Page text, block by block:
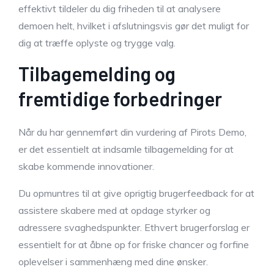
effektivt tildeler du dig friheden til at analysere
demoen helt, hvilket i afslutningsvis gør det muligt for
dig at træffe oplyste og trygge valg.
Tilbagemelding og
fremtidige forbedringer
Når du har gennemført din vurdering af Pirots Demo,
er det essentielt at indsamle tilbagemelding for at
skabe kommende innovationer.
Du opmuntres til at give oprigtig brugerfeedback for at
assistere skabere med at opdage styrker og
adressere svaghedspunkter. Ethvert brugerforslag er
essentielt for at åbne op for friske chancer og forfine
oplevelser i sammenhæng med dine ønsker.